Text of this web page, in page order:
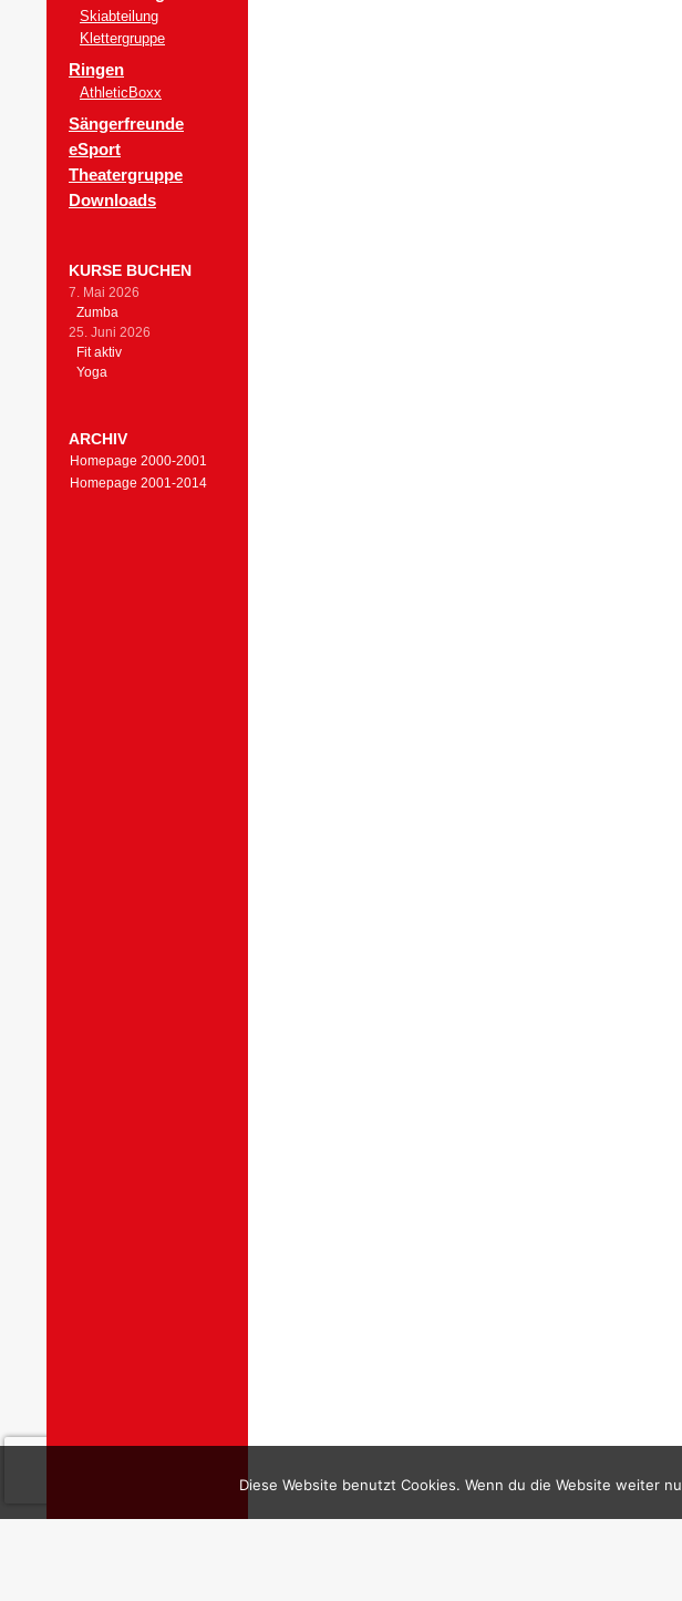
Skiabteilung
Klettergruppe
Ringen
AthleticBoxx
Sängerfreunde
eSport
Theatergruppe
Downloads
KURSE BUCHEN
7. Mai 2026
Zumba
25. Juni 2026
Fit aktiv
Yoga
ARCHIV
Homepage 2000-2001
Homepage 2001-2014
Diese Website benutzt Cookies. Wenn du die Website weiter